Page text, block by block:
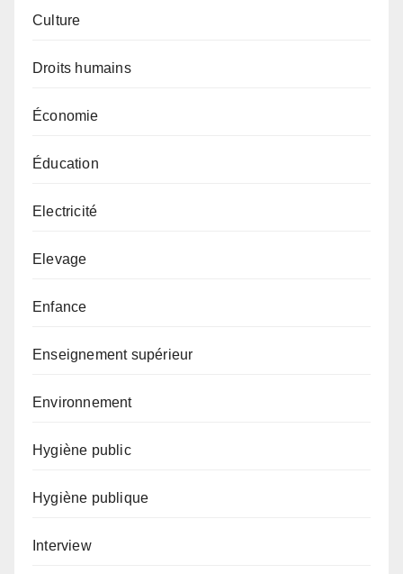
Culture
Droits humains
Économie
Éducation
Electricité
Elevage
Enfance
Enseignement supérieur
Environnement
Hygiène public
Hygiène publique
Interview